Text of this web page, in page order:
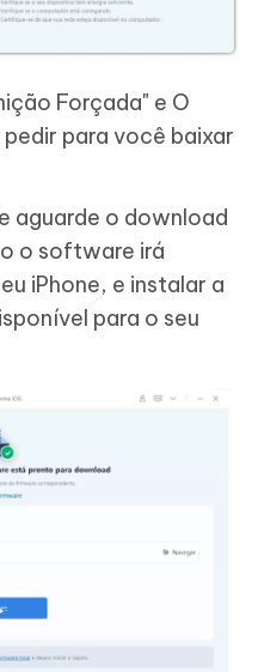
Forçada" e O
para você baixar
aguarde o download
o software irá
iPhone, e instalar a
para o seu